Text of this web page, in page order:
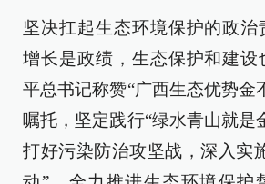
坚决扛起生态环境保护的政治
增长是政绩，生态保护和建设
平总书记称赞“广西生态优势金
嘱托，坚定践行“绿水青山就是
打好污染防治攻坚战，深入实